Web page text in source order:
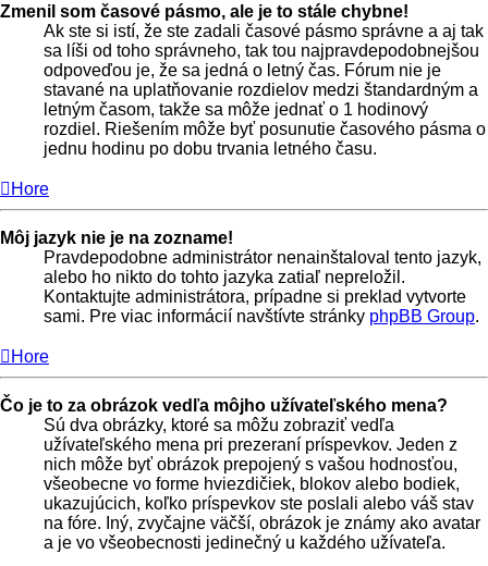
Zmenil som časové pásmo, ale je to stále chybne!
Ak ste si istí, že ste zadali časové pásmo správne a aj tak
sa líši od toho správneho, tak tou najpravdepodobnejšou
odpoveďou je, že sa jedná o letný čas. Fórum nie je
stavané na uplatňovanie rozdielov medzi štandardným a
letným časom, takže sa môže jednať o 1 hodinový
rozdiel. Riešením môže byť posunutie časového pásma o
jednu hodinu po dobu trvania letného času.
Hore
Môj jazyk nie je na zozname!
Pravdepodobne administrátor nenainštaloval tento jazyk,
alebo ho nikto do tohto jazyka zatiaľ nepreložil.
Kontaktujte administrátora, prípadne si preklad vytvorte
sami. Pre viac informácií navštívte stránky phpBB Group.
Hore
Čo je to za obrázok vedľa môjho užívateľského mena?
Sú dva obrázky, ktoré sa môžu zobraziť vedľa
užívateľského mena pri prezeraní príspevkov. Jeden z
nich môže byť obrázok prepojený s vašou hodnosťou,
všeobecne vo forme hviezdičiek, blokov alebo bodiek,
ukazujúcich, koľko príspevkov ste poslali alebo váš stav
na fóre. Iný, zvyčajne väčší, obrázok je známy ako avatar
a je vo všeobecnosti jedinečný u každého užívateľa.